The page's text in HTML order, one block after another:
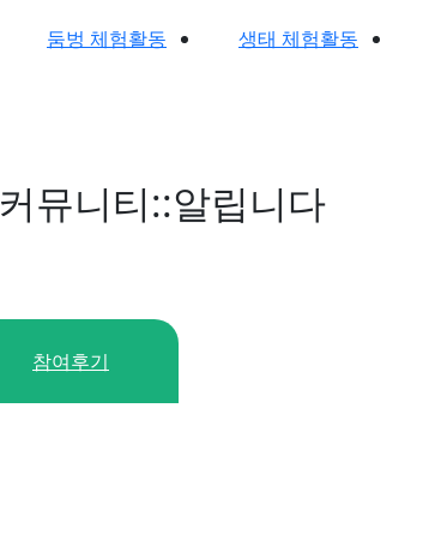
둠벙 체험활동 생태 체험활동
커뮤니티::알립니다
참여후기